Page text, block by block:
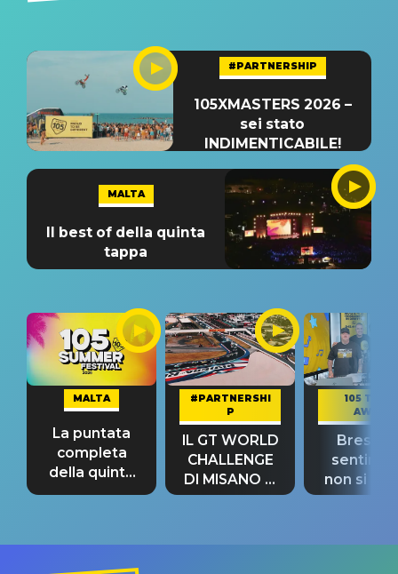
#PARTNERSHIP
105XMASTERS 2026 –
sei stato
INDIMENTICABILE!
MALTA
Il best of della quinta
tappa
MALTA
La puntata
completa
della quinta
tappa
#PARTNERSHI
P
IL GT WORLD
CHALLENGE
DI MISANO si
riconferma
105 TAKE
AWAY
Bresh:
non si
fino alla